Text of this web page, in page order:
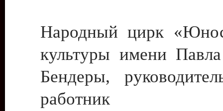
Народный цирк
культуры имени
Бендеры,
работник